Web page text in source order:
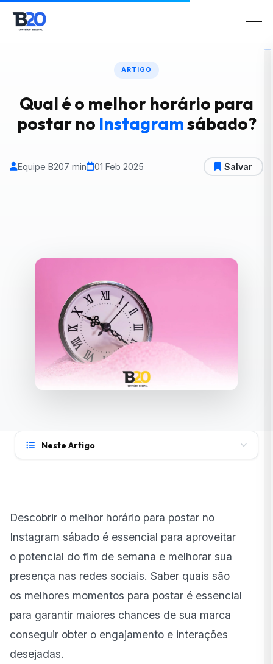
ARTIGO
Qual é o melhor horário para
postar no Instagramsábado?
Equipe B207 min 01 Feb 2025 Salvar
Neste Artigo
da semana?
para postar no Instagram sábado?
Como funciona o algoritmo do Instagram?
Descobrir o melhor horário para postar no
Instagram sábado é essencial para aproveitar
o potencial do fim de semana e melhorar sua
presença nas redes sociais. Saber quais são
os melhores momentos para postar é essencial
para garantir maiores chances de sua marca
conseguir obter o engajamento e interações
desejadas.